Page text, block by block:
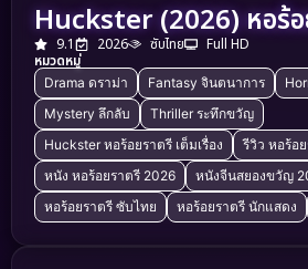
Huckster (2026) หอร้อ
9.1 2026 ซับไทย
Full HD
หมวดหมู่
Drama ดราม่า Fantasy จินตนาการ
Mystery ลึกลับ
Thriller ระทึกขวัญ
Huckster หอร้อยราตรี เต็มเรื่อง
รีวิว หอร้อ
หนัง หอร้อยราตรี 2026
หนังจีนสยองขวัญ
หอร้อยราตรี ซับไทย
หอร้อยราตรี นักแสดง